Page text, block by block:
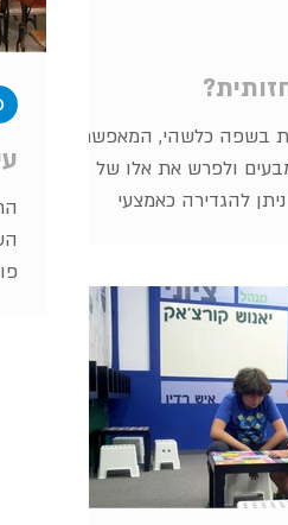
בשפה כלשהי, המאפשרת
ולפרש את אלו של
להגדירה כאמצעי